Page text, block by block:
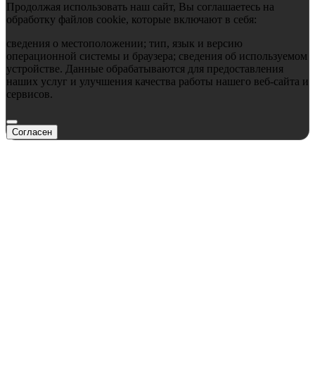
Продолжая использовать наш сайт, Вы соглашаетесь на
обработку файлов cookie, которые включают в себя:
сведения о местоположении; тип, язык и версию
операционной системы и браузера; сведения об используемом
устройстве. Данные обрабатываются для предоставления
наших услуг и улучшения качества работы нашего веб-сайта и
сервисов.
Согласен